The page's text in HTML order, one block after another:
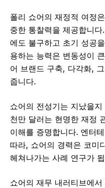
폴리 쇼어의 재정적 여정
중한 통찰력을 제공합니
에도 불구하고 초기 성공
용하는 능력은 변동성이
어 브랜드 구축, 다각화,
줍니다.
쇼어의 전성기는 지났을
천만 달러는 현명한 재정
이해를 증명합니다. 엔터
따라, 쇼어의 경력은 코미
헤쳐나가는 사례 연구가
쇼어의 재무 내러티브에